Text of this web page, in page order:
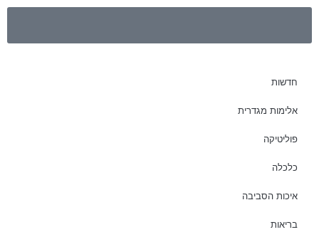
חדשות
אלימות מגדרית
פוליטיקה
כלכלה
איכות הסביבה
בריאות